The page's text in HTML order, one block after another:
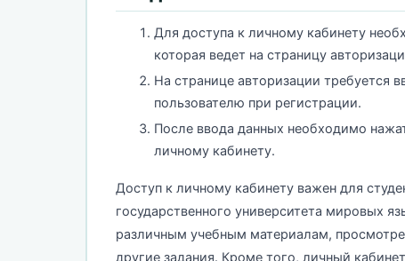
Для доступа к личному кабинету
которая ведет на страницу
На странице авторизации требуется
пользователю при регистрации.
После ввода данных необходимо
личному кабинету.
Доступ к личному кабинету важен для
государственного университета мировых
различным учебным материалам,
другие задания. Кроме того, личный